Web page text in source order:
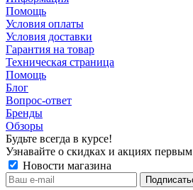
Помощь
Условия оплаты
Условия доставки
Гарантия на товар
Техническая страница
Помощь
Блог
Вопрос-ответ
Бренды
Обзоры
Будьте всегда в курсе!
Узнавайте о скидках и акциях первым
Новости магазина